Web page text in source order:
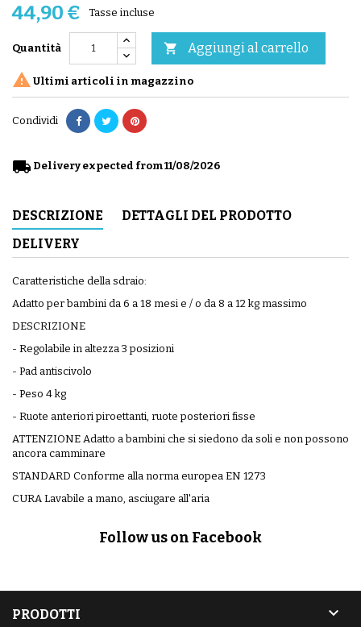
44,90 € Tasse incluse
Quantità  Aggiungi al carrello
 Ultimi articoli in magazzino
Condividi
local_shipping Delivery expected from 11/08/2026
DESCRIZIONE
DETTAGLI DEL PRODOTTO
DELIVERY
Caratteristiche della sdraio:
Adatto per bambini da 6 a 18 mesi e / o da 8 a 12 kg massimo
DESCRIZIONE
- Regolabile in altezza 3 posizioni
- Pad antiscivolo
- Peso 4 kg
- Ruote anteriori piroettanti, ruote posteriori fisse
ATTENZIONE Adatto a bambini che si siedono da soli e non possono
ancora camminare
STANDARD Conforme alla norma europea EN 1273
CURA Lavabile a mano, asciugare all'aria
Follow us on Facebook
PRODOTTI 